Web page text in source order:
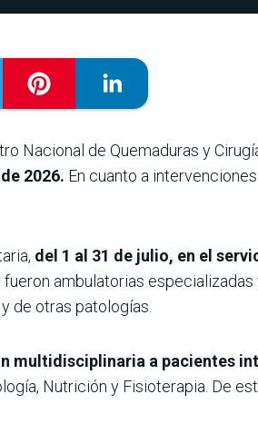
Nacional de Quemaduras y
2026. En cuanto a
del 1 al 31 de julio, en el
ambulatorias
de otras patologías.
multidisciplinaria a pacientes
Nutrición y Fisioterapia. De